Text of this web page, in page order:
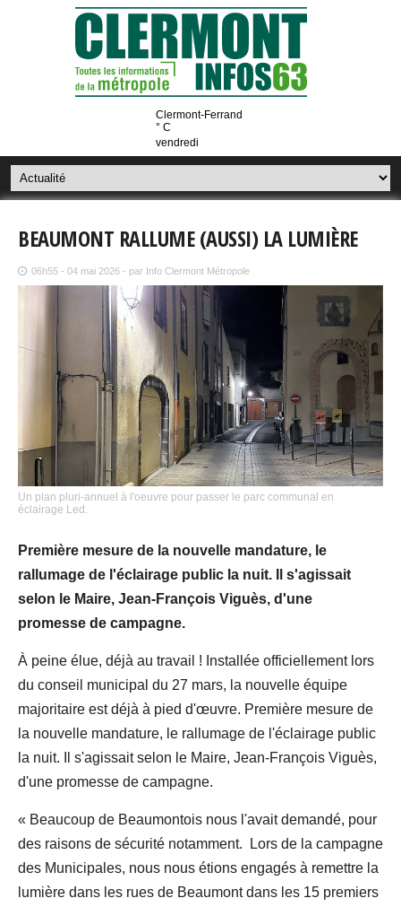
Clermont-Ferrand
° C
vendredi
BEAUMONT RALLUME (AUSSI) LA LUMIÈRE
06h55 - 04 mai 2026 - par Info Clermont Métropole
Un plan pluri-annuel à l'oeuvre pour passer le parc communal en
éclairage Led.
Première mesure de la nouvelle mandature, le
rallumage de l'éclairage public la nuit. Il s'agissait
selon le Maire, Jean-François Viguès, d'une
promesse de campagne.
À peine élue, déjà au travail ! Installée officiellement lors
du conseil municipal du 27 mars, la nouvelle équipe
majoritaire est déjà à pied d'œuvre. Première mesure de
la nouvelle mandature, le rallumage de l'éclairage public
la nuit. Il s'agissait selon le Maire, Jean-François Viguès,
d'une promesse de campagne.
« Beaucoup de Beaumontois nous l'avait demandé, pour
des raisons de sécurité notamment. Lors de la campagne
des Municipales, nous nous étions engagés à remettre la
lumière dans les rues de Beaumont dans les 15 premiers